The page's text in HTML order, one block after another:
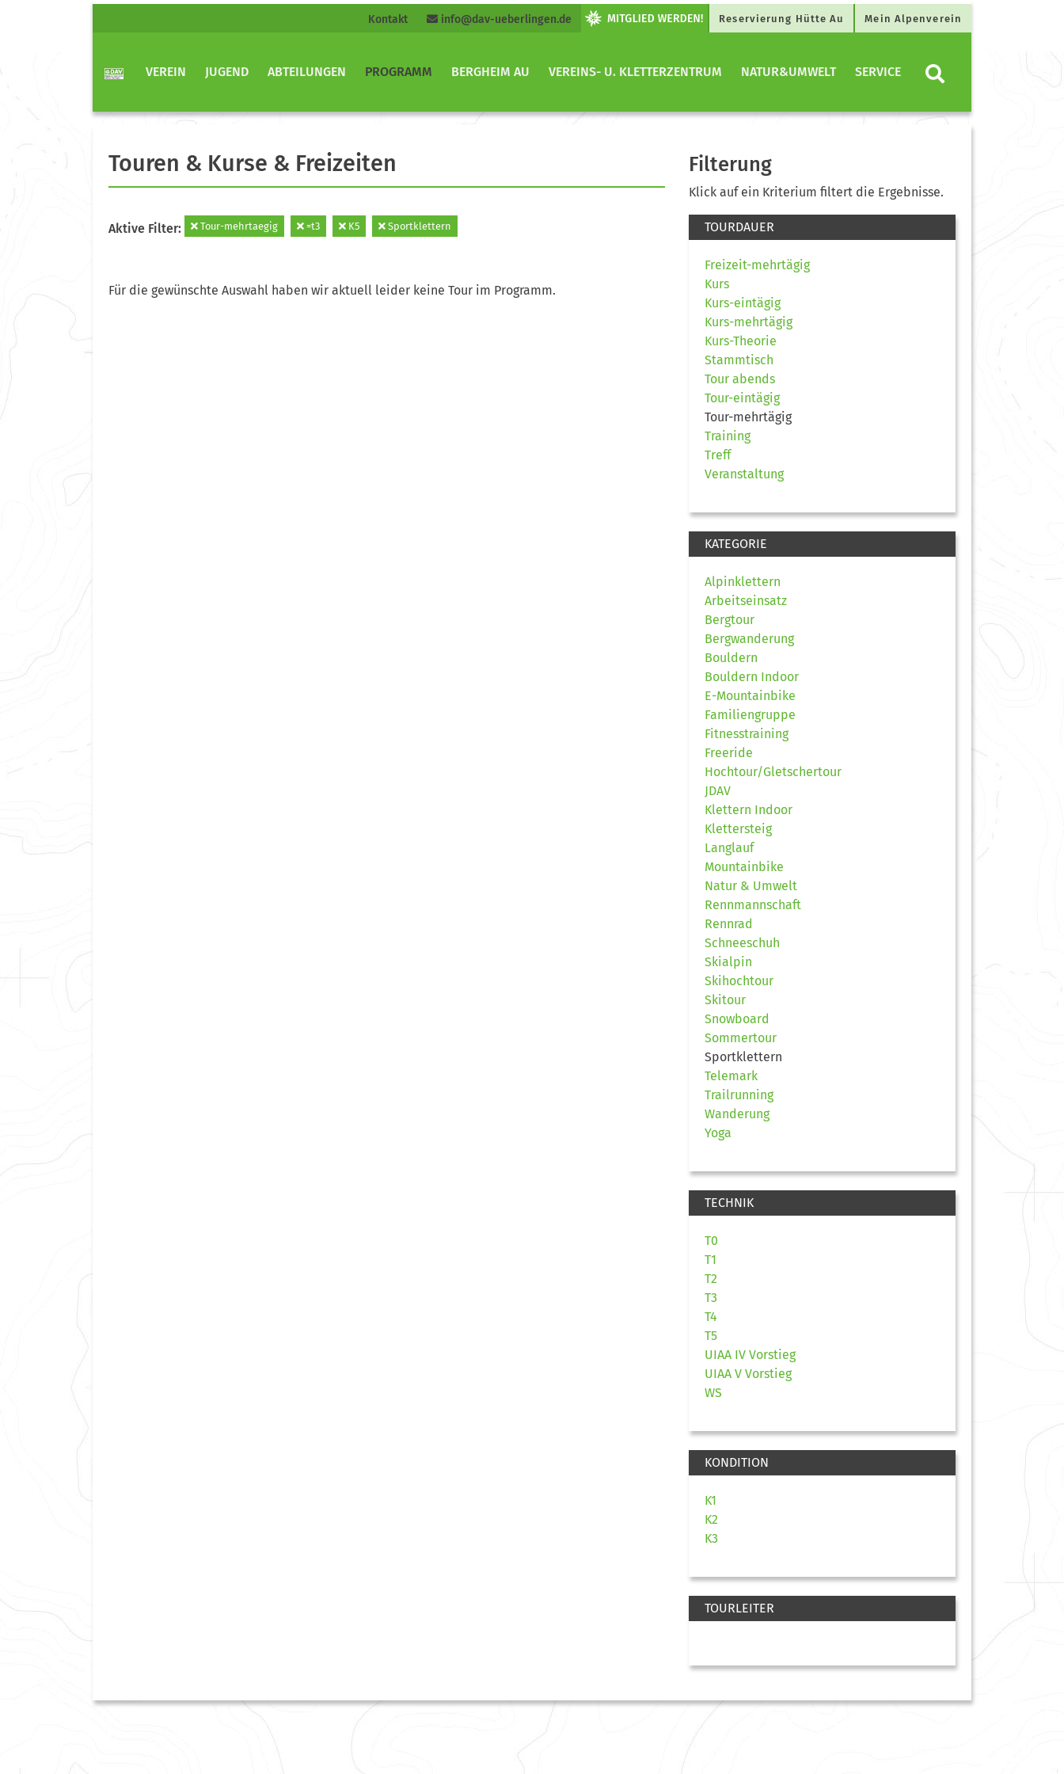
Kontakt info@dav-ueberlingen.de Reservierung Hütte Au Mein Alpenverein
VEREIN JUGEND ABTEILUNGEN PROGRAMM BERGHEIM AU VEREINS- U. KLETTERZENTRUM NATUR&UMWELT SERVICE
Touren & Kurse & Freizeiten
Aktive Filter: Tour-mehrtaegig =t3 K5 Sportklettern
Für die gewünschte Auswahl haben wir aktuell leider keine Tour im Programm.
Filterung
Klick auf ein Kriterium filtert die Ergebnisse.
TOURDAUER
Freizeit-mehrtägig
Kurs
Kurs-eintägig
Kurs-mehrtägig
Kurs-Theorie
Stammtisch
Tour abends
Tour-eintägig
Tour-mehrtägig
Training
Treff
Veranstaltung
KATEGORIE
Alpinklettern
Arbeitseinsatz
Bergtour
Bergwanderung
Bouldern
Bouldern Indoor
E-Mountainbike
Familiengruppe
Fitnesstraining
Freeride
Hochtour/Gletschertour
JDAV
Klettern Indoor
Klettersteig
Langlauf
Mountainbike
Natur & Umwelt
Rennmannschaft
Rennrad
Schneeschuh
Skialpin
Skihochtour
Skitour
Snowboard
Sommertour
Sportklettern
Telemark
Trailrunning
Wanderung
Yoga
TECHNIK
T0
T1
T2
T3
T4
T5
UIAA IV Vorstieg
UIAA V Vorstieg
WS
KONDITION
K1
K2
K3
TOURLEITER